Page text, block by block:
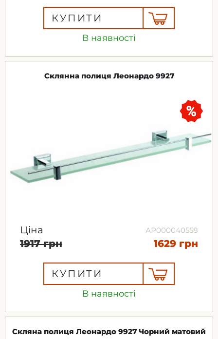
В наявності
КУПИТИ
В наявності
Склянна полиця Леонардо 9927
Ціна АР000040558
1917 грн 1629 грн
КУПИТИ
Скляна полиця Леонардо 9927 Чорний матовий